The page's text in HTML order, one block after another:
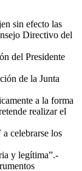
sin efecto las
Directivo del
del Presidente
de la Junta
a la forma
realizar el
celebrarse los
y legítima”.-